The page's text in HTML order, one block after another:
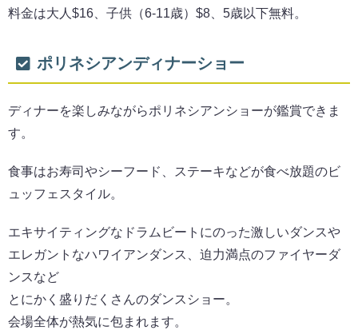
料金は大人$16、子供（6-11歳）$8、5歳以下無料。
ポリネシアンディナーショー
ディナーを楽しみながらポリネシアンショーが鑑賞できま
す。
食事はお寿司やシーフード、ステーキなどが食べ放題のビ
ュッフェスタイル。
エキサイティングなドラムビートにのった激しいダンスや
エレガントなハワイアンダンス、迫力満点のファイヤーダ
ンスなど
とにかく盛りだくさんのダンスショー。
会場全体が熱気に包まれます。